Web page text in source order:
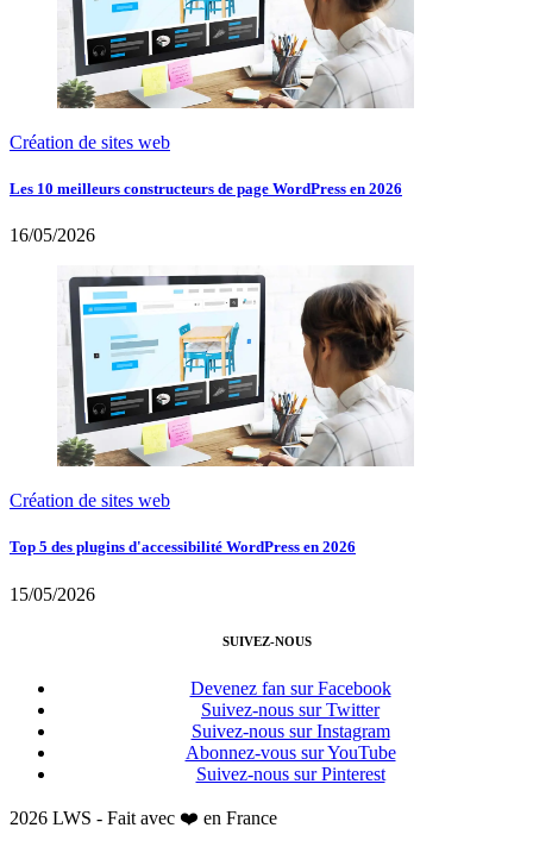
Création de sites web
Les 10 meilleurs constructeurs de page WordPress en 2026
16/05/2026
Création de sites web
Top 5 des plugins d'accessibilité WordPress en 2026
15/05/2026
SUIVEZ-NOUS
Devenez fan sur Facebook
Suivez-nous sur Twitter
Suivez-nous sur Instagram
Abonnez-vous sur YouTube
Suivez-nous sur Pinterest
2026 LWS - Fait avec ❤️ en France